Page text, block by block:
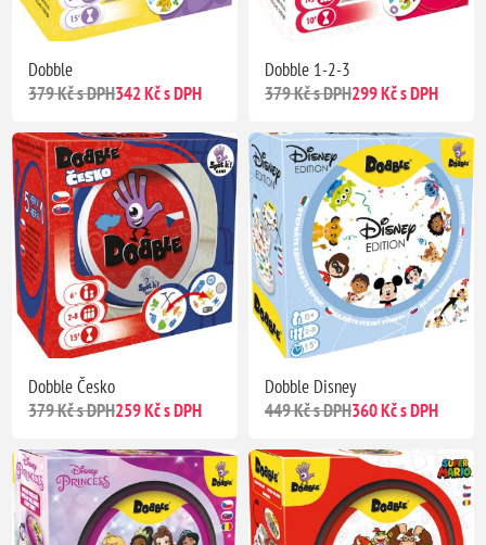
Dobble
379 Kč s DPH342 Kč s DPH
Dobble 1-2-3
379 Kč s DPH299 Kč s DPH
Dobble Česko
379 Kč s DPH259 Kč s DPH
Dobble Disney
449 Kč s DPH360 Kč s DPH